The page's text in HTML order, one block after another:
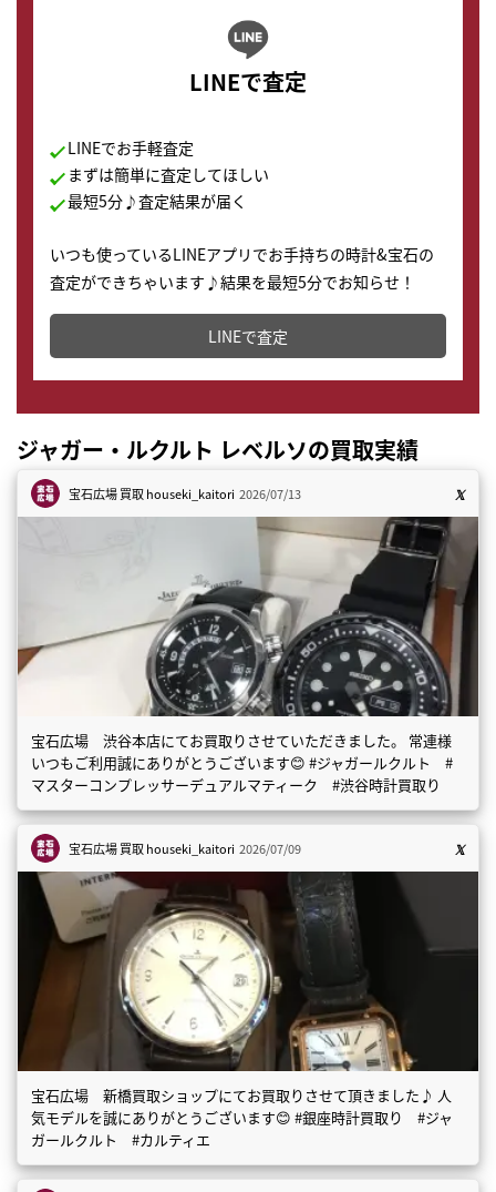
LINEで査定
LINEでお手軽査定
まずは簡単に査定してほしい
最短5分♪査定結果が届く
いつも使っているLINEアプリでお手持ちの時計&宝石の
査定ができちゃいます♪結果を最短5分でお知らせ！
どこからでもすぐに査定金額を知ることが出来ます。
LINEで査定
ジャガー・ルクルト レベルソの買取実績
宝石広場 買取houseki_kaitori 2026/07/13
宝石広場 渋谷本店にてお買取りさせていただきました。 常連様
いつもご利用誠にありがとうございます😊 #ジャガールクルト #
マスターコンプレッサーデュアルマティーク #渋谷時計買取り
宝石広場 買取houseki_kaitori 2026/07/09
宝石広場 新橋買取ショップにてお買取りさせて頂きました♪ 人
気モデルを誠にありがとうございます😊 #銀座時計買取り #ジャ
ガールクルト #カルティエ